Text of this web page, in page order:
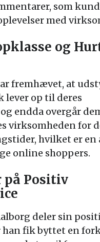
som
med
og
fremhævet, at
lever op til deres
endda overgår
virksomheden for
hvilket er en
online shoppers.
på Positiv
deler sin
han fik byttet en